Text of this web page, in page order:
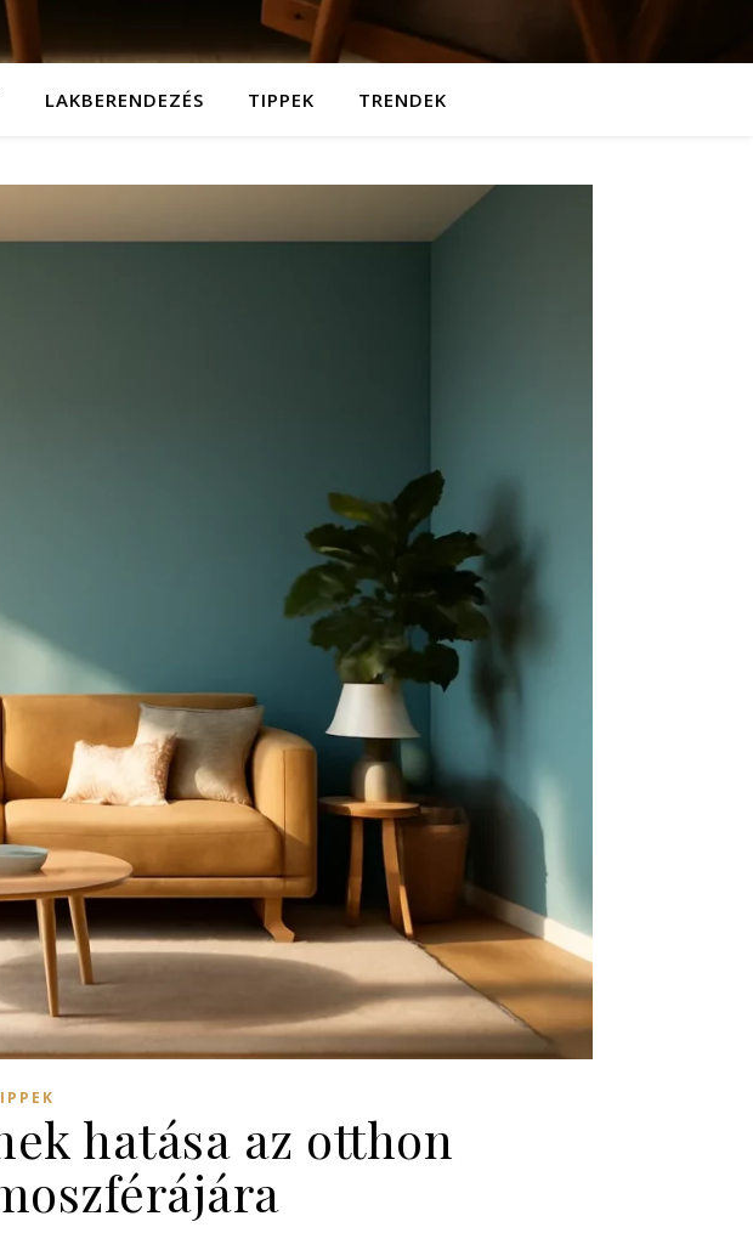
LAKBERENDEZÉS TIPPEK TRENDEK
hatása az otthon